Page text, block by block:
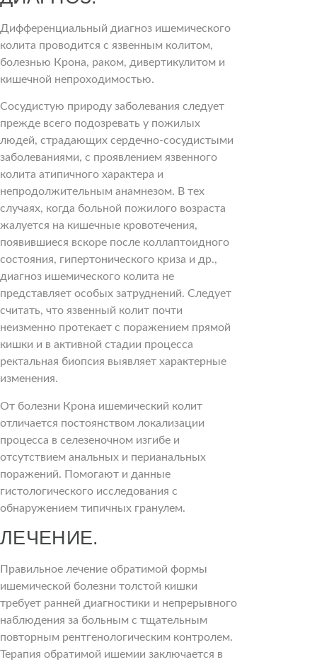
Дифференциальный диагноз ишемического
колита проводится с язвенным колитом,
болезнью Крона, раком, дивертикулитом и
кишечной непроходимостью.
Сосудистую природу заболевания следует
прежде всего подозревать у пожилых
людей, страдающих сердечно-сосудистыми
заболеваниями, с проявлением язвенного
колита атипичного характера и
непродолжительным анамнезом. В тех
случаях, когда больной пожилого возраста
жалуется на кишечные кровотечения,
появившиеся вскоре после коллаптоидного
состояния, гипертонического криза и др.,
диагноз ишемического колита не
представляет особых затруднений. Следует
считать, что язвенный колит почти
неизменно протекает с поражением прямой
кишки и в активной стадии процесса
ректальная биопсия выявляет характерные
изменения.
От болезни Крона ишемический колит
отличается постоянством локализации
процесса в селезеночном изгибе и
отсутствием анальных и перианальных
поражений. Помогают и данные
гистологического исследования с
обнаружением типичных гранулем.
ЛЕЧЕНИЕ.
Правильное лечение обратимой формы
ишемической болезни толстой кишки
требует ранней диагностики и непрерывного
наблюдения за больным с тщательным
повторным рентгенологическим контролем.
Терапия обратимой ишемии заключается в